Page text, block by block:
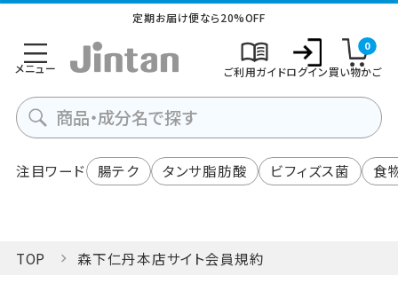
定期お届け便なら20%OFF
メニュー ご利用ガイドログイン
0
買い物かご
注目ワード 腸テク タンサ脂肪酸 ビフィズス菌 食
TOP 森下仁丹本店サイト会員規約